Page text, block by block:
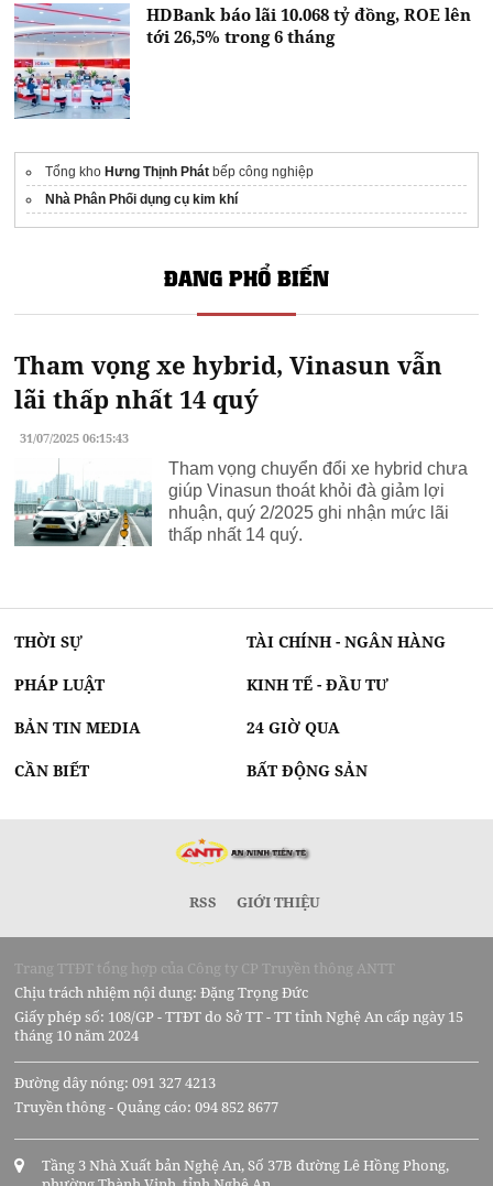
HDBank báo lãi 10.068 tỷ đồng, ROE lên
tới 26,5% trong 6 tháng
Tổng kho Hưng Thịnh Phát bếp công nghiệp
Nhà Phân Phối dụng cụ kim khí
ĐANG PHỔ BIẾN
Tham vọng xe hybrid, Vinasun vẫn
lãi thấp nhất 14 quý
31/07/2025 06:15:43
Tham vọng chuyển đổi xe hybrid chưa
giúp Vinasun thoát khỏi đà giảm lợi
nhuận, quý 2/2025 ghi nhận mức lãi
thấp nhất 14 quý.
THỜI SỰ TÀI CHÍNH - NGÂN HÀNG
PHÁP LUẬT KINH TẾ - ĐẦU TƯ
BẢN TIN MEDIA 24 GIỜ QUA
CẦN BIẾT BẤT ĐỘNG SẢN
RSS GIỚI THIỆU
Trang TTĐT tổng hợp của Công ty CP Truyền thông ANTT
Chịu trách nhiệm nội dung: Đặng Trọng Đức
Giấy phép số: 108/GP - TTĐT do Sở TT - TT tỉnh Nghệ An cấp ngày 15
tháng 10 năm 2024
Đường dây nóng: 091 327 4213
Truyền thông - Quảng cáo: 094 852 8677
Tầng 3 Nhà Xuất bản Nghệ An, Số 37B đường Lê Hồng Phong,